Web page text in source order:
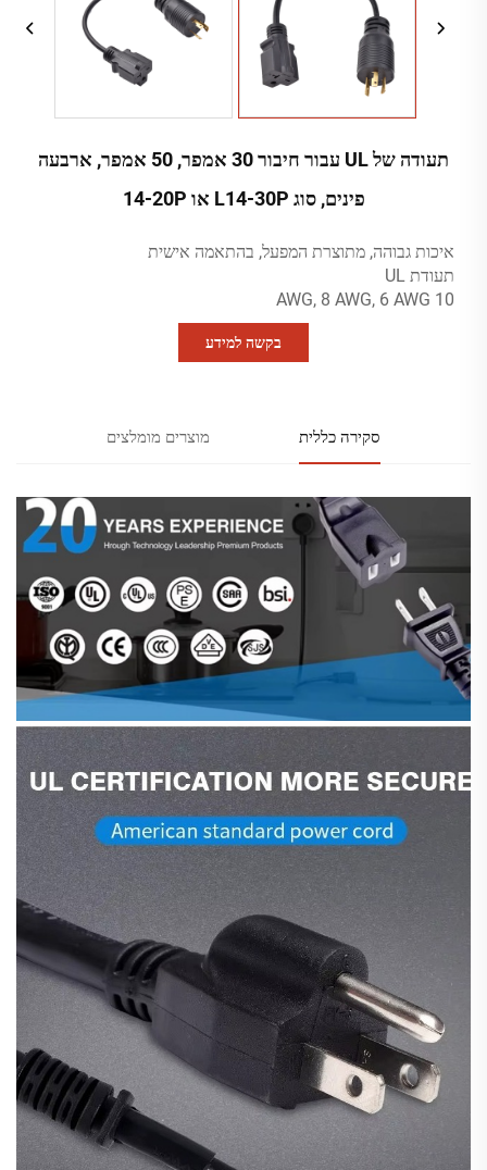
תעודה של UL עבור חיבור 30 אמפר, 50 אמפר, ארבעה
פינים, סוג L14-30P או 14-20P
איכות גבוהה, מתוצרת המפעל, בהתאמה אישית
תעודת UL
10 AWG, 8 AWG, 6 AWG
בקשה למידע
סקירה כללית מוצרים מומלצים